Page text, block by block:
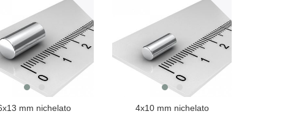
mm nichelato 4x10 mm nichelato